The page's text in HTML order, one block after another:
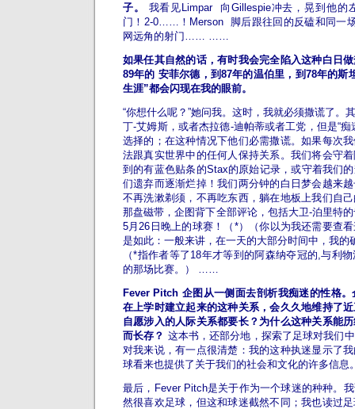
子。
我看见Limpar 向Gillespie冲去，晃到他的
门！2-0……！Merson 脚后跟往回的反磕和同一
网远角的射门……
如果任其自然的话，有时我会完全陷入这种白日
89年的 安菲尔德，到87年的温伯里，到78年的斯
生涯”都会闪现在我的眼前。
“你想什么呢？”她问我。 这时，我就必须撒谎了。
丁-艾姆斯，或者杰拉德-迪帕蒂或者工党，但是“
选择的；在这种情况下他们必需撒谎。如果每次
法跟真实世界中的任何人保持关系。我们将会守
到的有蓝色贴条的Stax的原始记录，或守着我们
们遗弃而逐渐烂掉！我们两分钟的白日梦会越来
不再洗漱剃须，不再吃东西，躺在地板上我们自
那盘磁带，企图背下全部评论，包括大卫-泊里特
5月26日晚上的球赛！（*）（你以为我还需要查
是如此：一般来讲，在一天的大部分时间中，我
（*指作者等了18年才等到的阿森纳夺冠的,与利
的那场比赛。）
Fever Pitch 企图从一侧面去剖析我痴迷的性格
在上学时建立起来的这种关系，会久久地维持了
自愿涉入的人际关系都要长？为什么这种关系能
而长存？ 这本书，还部分地，探索了足球对我们
对我来说，有一点很清楚：我的这种执迷显示了
球看来也提供了关于我们的社会和文化的许多信
最后，Fever Pitch是关于作为一个球迷的种种。
然很喜欢足球，但这和球迷截然不同；我也读过